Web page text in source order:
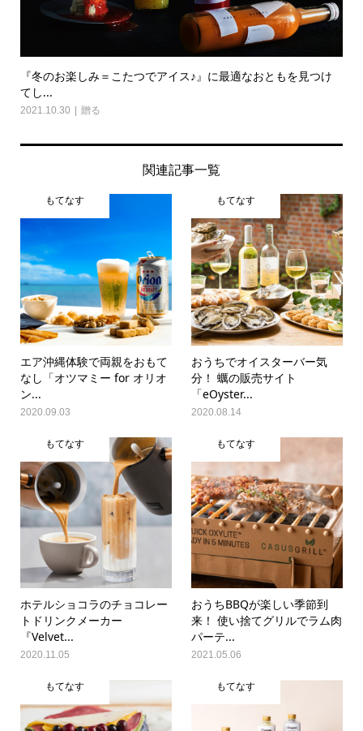
『冬のお楽しみ＝こたつでアイス♪』に最適なおともを見つけ
てし...
2021.10.30 贈る
関連記事一覧
もてなす
エア沖縄体験で両親をおもて
なし「オツマミー for オリオ
ン...
2020.09.03
もてなす
おうちでオイスターバー気
分！ 蠣の販売サイト
「eOyster...
2020.08.14
もてなす
ホテルショコラのチョコレー
トドリンクメーカー
『Velvet...
2020.11.05
もてなす
おうちBBQが楽しい季節到
来！ 使い捨てグリルでラム肉
パーテ...
2021.05.06
もてなす もてなす